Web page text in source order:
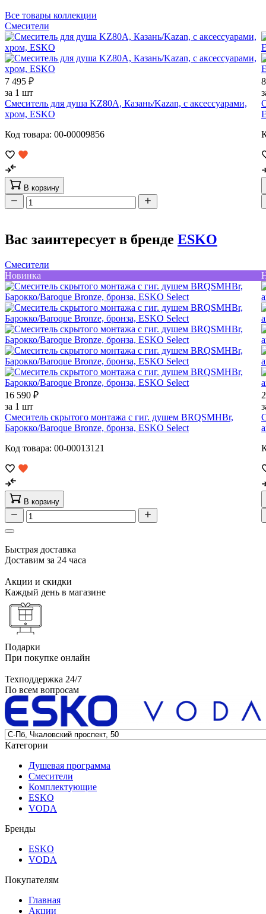
Все товары коллекции
Смесители
7 495 ₽
за 1 шт
Смеситель для душа KZ80A, Казань/Kazan, с аксессуарами,
хром, ESKO
Код товара: 00-00009856
В корзину
Вас заинтересует в бренде ESKO
Смесители
Новинка
16 590 ₽
за 1 шт
Смеситель скрытого монтажа с гиг. душем BRQSMHBr,
Барокко/Baroque Bronze, бронза, ESKO Select
Код товара: 00-00013121
В корзину
Быстрая доставка
Доставим за 24 часа
Акции и скидки
Каждый день в магазине
Подарки
При покупке онлайн
Техподдержка 24/7
По всем вопросам
Категории
Душевая программа
Смесители
Комплектующие
ESKO
VODA
Бренды
ESKO
VODA
Покупателям
Главная
Акции